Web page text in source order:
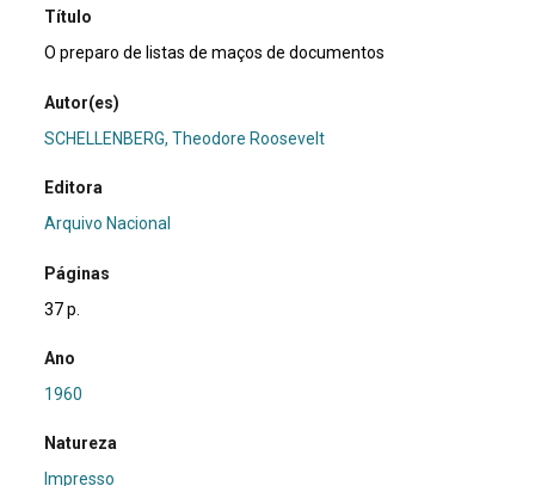
Título
O preparo de listas de maços de documentos
Autor(es)
SCHELLENBERG, Theodore Roosevelt
Editora
Arquivo Nacional
Páginas
37 p.
Ano
1960
Natureza
Impresso